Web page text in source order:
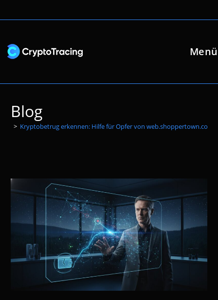
Inhalt
Menü
Blog
> Kryptobetrug erkennen: Hilfe für Opfer von web.shoppertown.com